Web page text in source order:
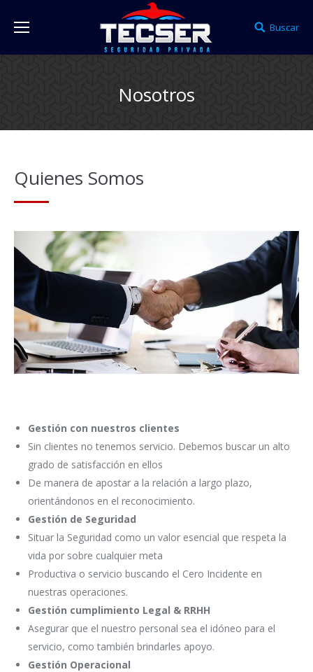
Buscar
Nosotros
Quienes Somos
Gestión con nuestros clientes
Sin clientes no tenemos servicio. Debemos buscar un alto
grado de satisfacción en ellos
De manera de apostar a la relación a largo plazo,
orientándonos en el reconocimiento.
Gestión de Seguridad
Situar la Seguridad como un valor esencial que respeta la
vida por sobre cualquier meta
Productiva o servicio buscando el Cero Incidente en
nuestras operaciones.
Gestión cumplimiento Legal & RRHH
Asegurar que el nuestro personal sea el idóneo para el
servicio, como también brindarles apoyo.
Gestión Operacional